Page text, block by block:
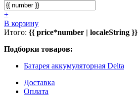
+
В корзину
Итого: {{ price*number | localeString }}
Подборки товаров:
Батарея аккумуляторная Delta
Доставка
Оплата